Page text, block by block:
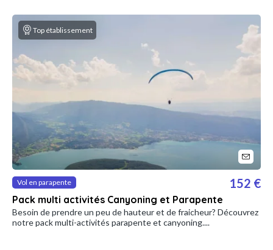
Top établissement
Vol en parapente
Pack multi activités Canyoning et Parapente
152 €
Besoin de prendre un peu de hauteur et de fraicheur? Découvrez
notre pack multi-activités parapente et canyoning....